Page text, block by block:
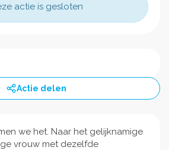
actie is gesloten
Actie delen
we het. Naar het gelijknamige
vrouw met dezelfde